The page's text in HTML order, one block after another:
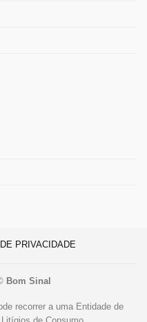
PRIVACIDADE
Bom Sinal
recorrer a uma Entidade de